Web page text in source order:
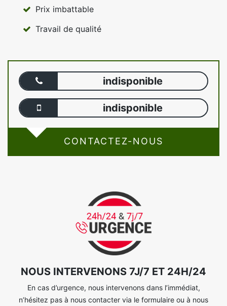
Prix imbattable
Travail de qualité
indisponible
indisponible
CONTACTEZ-NOUS
NOUS INTERVENONS 7J/7 ET 24H/24
En cas d’urgence, nous intervenons dans l’immédiat,
n’hésitez pas à nous contacter via le formulaire ou à nous